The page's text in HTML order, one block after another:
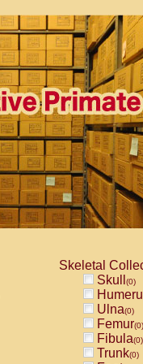
Skeletal
Skull (0)
Ulna(0)
Femur(0)
Fibula(0)
Trunk(0)